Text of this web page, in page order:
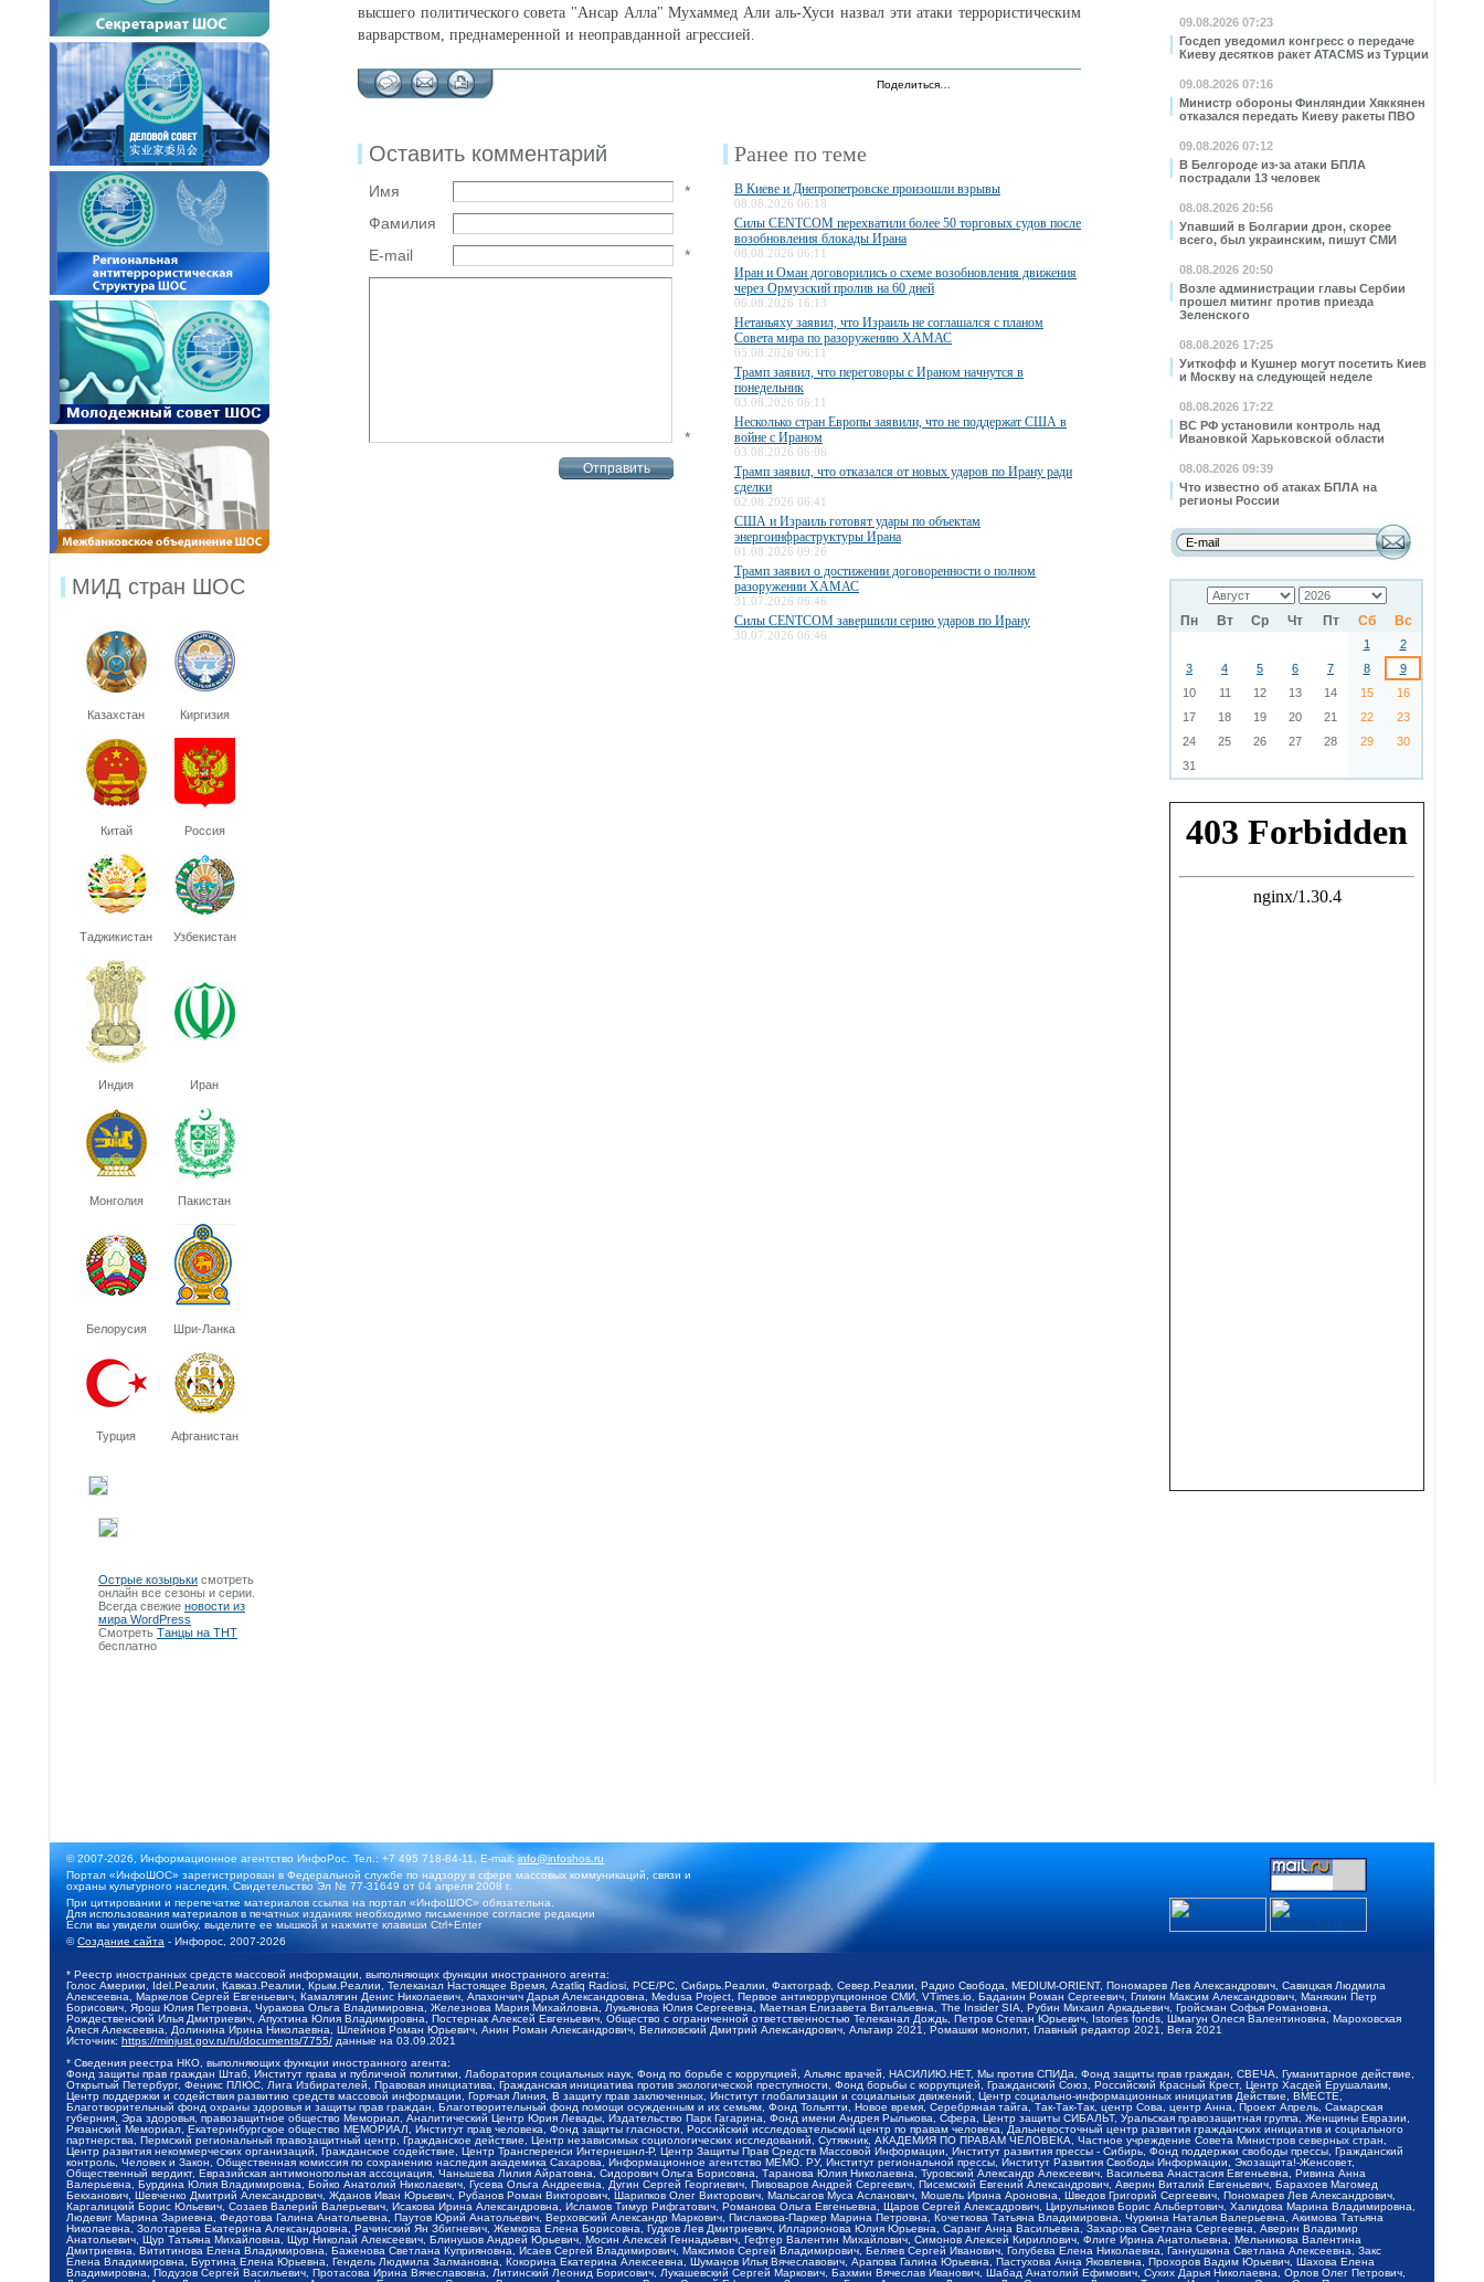
09.08.2026 07:23
Госдеп уведомил конгресс о передаче
Киеву десятков ракет ATACMS из Турции
09.08.2026 07:16
Министр обороны Финляндии Хяккянен
отказался передать Киеву ракеты ПВО
09.08.2026 07:12
В Белгороде из-за атаки БПЛА
пострадали 13 человек
08.08.2026 20:56
Упавший в Болгарии дрон, скорее
всего, был украинским, пишут СМИ
08.08.2026 20:50
Возле администрации главы Сербии
прошел митинг против приезда
Зеленского
08.08.2026 17:25
Уиткофф и Кушнер могут посетить Киев
и Москву на следующей неделе
08.08.2026 17:22
ВС РФ установили контроль над
Ивановкой Харьковской области
08.08.2026 09:39
Что известно об атаках БПЛА на
регионы России
Пн Вт Ср Чт Пт Сб Вс
1
2
3
4 5 6 7 8
9
10
11 12 13 14 15
16
17
18 19 20 21 22
23
24
25 26 27 28 29
30
31
МИД стран ШОС
Казахстан Киргизия
Китай Россия
Таджикистан Узбекистан
Индия Иран
Монголия Пакистан
Белорусия Шри-Ланка
Турция Афганистан
Острые козырьки смотреть
онлайн все сезоны и серии.
Всегда свежие новости из
мира WordPress
Смотреть Танцы на ТНТ
бесплатно
высшего политического совета "Ансар Алла" Мухаммед Али аль-Хуси назвал эти атаки террористическим
варварством, преднамеренной и неоправданной агрессией.
Поделиться…
Оставить комментарий
Имя
*
Фамилия
E-mail
*
*
Ранее по теме
В Киеве и Днепропетровске произошли взрывы
08.08.2026 06:18
Силы CENTCOM перехватили более 50 торговых судов после
возобновления блокады Ирана
08.08.2026 06:11
Иран и Оман договорились о схеме возобновления движения
через Ормузский пролив на 60 дней
06.08.2026 16:13
Нетаньяху заявил, что Израиль не соглашался с планом
Совета мира по разоружению ХАМАС
05.08.2026 06:11
Трамп заявил, что переговоры с Ираном начнутся в
понедельник
03.08.2026 06:11
Несколько стран Европы заявили, что не поддержат США в
войне с Ираном
03.08.2026 06:06
Трамп заявил, что отказался от новых ударов по Ирану ради
сделки
02.08.2026 06:41
США и Израиль готовят удары по объектам
энергоинфраструктуры Ирана
01.08.2026 09:26
Трамп заявил о достижении договоренности о полном
разоружении ХАМАС
31.07.2026 06:46
Силы CENTCOM завершили серию ударов по Ирану
30.07.2026 06:46
© 2007-2026, Информационное агентство ИнфоРос. Тел.: +7 495 718-84-11, E-mail:info@infoshos.ru
Портал «ИнфоШОС» зарегистрирован в Федеральной службе по надзору в сфере массовых коммуникаций, связи и
охраны культурного наследия. Свидетельство Эл № 77-31649 от 04 апреля 2008 г.
При цитировании и перепечатке материалов ссылка на портал «ИнфоШОС» обязательна.
Для использования материалов в печатных изданиях необходимо письменное согласие редакции
Если вы увидели ошибку, выделите ее мышкой и нажмите клавиши Ctrl+Enter
©Создание сайта - Инфорос, 2007-2026
* Реестр иностранных средств массовой информации, выполняющих функции иностранного агента:
Голос Америки, Idel.Реалии, Кавказ.Реалии, Крым.Реалии, Телеканал Настоящее Время, Azatliq Radiosi, PCE/PC, Сибирь.Реалии, Фактограф, Север.Реалии, Радио Свобода, MEDIUM-ORIENT, Пономарев Лев Александрович, Савицкая Людмила
Алексеевна, Маркелов Сергей Евгеньевич, Камалягин Денис Николаевич, Апахончич Дарья Александровна, Medusa Project, Первое антикоррупционное СМИ, VTimes.io, Баданин Роман Сергеевич, Гликин Максим Александрович, Маняхин Петр
Борисович, Ярош Юлия Петровна, Чуракова Ольга Владимировна, Железнова Мария Михайловна, Лукьянова Юлия Сергеевна, Маетная Елизавета Витальевна, The Insider SIA, Рубин Михаил Аркадьевич, Гройсман Софья Романовна,
Рождественский Илья Дмитриевич, Апухтина Юлия Владимировна, Постернак Алексей Евгеньевич, Общество с ограниченной ответственностью Телеканал Дождь, Петров Степан Юрьевич, Istories fonds, Шмагун Олеся Валентиновна, Мароховская
Алеся Алексеевна, Долинина Ирина Николаевна, Шлейнов Роман Юрьевич, Анин Роман Александрович, Великовский Дмитрий Александрович, Альтаир 2021, Ромашки монолит, Главный редактор 2021, Вега 2021
Источник: https://minjust.gov.ru/ru/documents/7755/ данные на 03.09.2021
* Сведения реестра НКО, выполняющих функции иностранного агента:
Фонд защиты прав граждан Штаб, Институт права и публичной политики, Лаборатория социальных наук, Фонд по борьбе с коррупцией, Альянс врачей, НАСИЛИЮ.НЕТ, Мы против СПИДа, Фонд защиты прав граждан, СВЕЧА, Гуманитарное действие,
Открытый Петербург, Феникс ПЛЮС, Лига Избирателей, Правовая инициатива, Гражданская инициатива против экологической преступности, Фонд борьбы с коррупцией, Гражданский Союз, Российский Красный Крест, Центр Хасдей Ерушалаим,
Центр поддержки и содействия развитию средств массовой информации, Горячая Линия, В защиту прав заключенных, Институт глобализации и социальных движений, Центр социально-информационных инициатив Действие, ВМЕСТЕ,
Благотворительный фонд охраны здоровья и защиты прав граждан, Благотворительный фонд помощи осужденным и их семьям, Фонд Тольятти, Новое время, Серебряная тайга, Так-Так-Так, центр Сова, центр Анна, Проект Апрель, Самарская
губерния, Эра здоровья, правозащитное общество Мемориал, Аналитический Центр Юрия Левады, Издательство Парк Гагарина, Фонд имени Андрея Рылькова, Сфера, Центр защиты СИБАЛЬТ, Уральская правозащитная группа, Женщины Евразии,
Рязанский Мемориал, Екатеринбургское общество МЕМОРИАЛ, Институт прав человека, Фонд защиты гласности, Российский исследовательский центр по правам человека, Дальневосточный центр развития гражданских инициатив и социального
партнерства, Пермский региональный правозащитный центр, Гражданское действие, Центр независимых социологических исследований, Сутяжник, АКАДЕМИЯ ПО ПРАВАМ ЧЕЛОВЕКА, Частное учреждение Совета Министров северных стран,
Центр развития некоммерческих организаций, Гражданское содействие, Центр Трансперенси Интернешнл-Р, Центр Защиты Прав Средств Массовой Информации, Институт развития прессы - Сибирь, Фонд поддержки свободы прессы, Гражданский
контроль, Человек и Закон, Общественная комиссия по сохранению наследия академика Сахарова, Информационное агентство МЕМО. РУ, Институт региональной прессы, Институт Развития Свободы Информации, Экозащита!-Женсовет,
Общественный вердикт, Евразийская антимонопольная ассоциация, Чанышева Лилия Айратовна, Сидорович Ольга Борисовна, Таранова Юлия Николаевна, Туровский Александр Алексеевич, Васильева Анастасия Евгеньевна, Ривина Анна
Валерьевна, Бурдина Юлия Владимировна, Бойко Анатолий Николаевич, Гусева Ольга Андреевна, Дугин Сергей Георгиевич, Пивоваров Андрей Сергеевич, Писемский Евгений Александрович, Аверин Виталий Евгеньевич, Барахоев Магомед
Бекханович, Шевченко Дмитрий Александрович, Жданов Иван Юрьевич, Рубанов Роман Викторович, Шарипков Олег Викторович, Мальсагов Муса Асланович, Мошель Ирина Ароновна, Шведов Григорий Сергеевич, Пономарев Лев Александрович,
Каргалицкий Борис Юльевич, Созаев Валерий Валерьевич, Исакова Ирина Александровна, Исламов Тимур Рифгатович, Романова Ольга Евгеньевна, Щаров Сергей Алексадрович, Цирульников Борис Альбертович, Халидова Марина Владимировна,
Людевиг Марина Зариевна, Федотова Галина Анатольевна, Паутов Юрий Анатольевич, Верховский Александр Маркович, Пислакова-Паркер Марина Петровна, Кочеткова Татьяна Владимировна, Чуркина Наталья Валерьевна, Акимова Татьяна
Николаевна, Золотарева Екатерина Александровна, Рачинский Ян Збигневич, Жемкова Елена Борисовна, Гудков Лев Дмитриевич, Илларионова Юлия Юрьевна, Саранг Анна Васильевна, Захарова Светлана Сергеевна, Аверин Владимир
Анатольевич, Щур Татьяна Михайловна, Щур Николай Алексеевич, Блинушов Андрей Юрьевич, Мосин Алексей Геннадьевич, Гефтер Валентин Михайлович, Симонов Алексей Кириллович, Флиге Ирина Анатольевна, Мельникова Валентина
Дмитриевна, Вититинова Елена Владимировна, Баженова Светлана Куприяновна, Исаев Сергей Владимирович, Максимов Сергей Владимирович, Беляев Сергей Иванович, Голубева Елена Николаевна, Ганнушкина Светлана Алексеевна, Закс
Елена Владимировна, Буртина Елена Юрьевна, Гендель Людмила Залмановна, Кокорина Екатерина Алексеевна, Шуманов Илья Вячеславович, Арапова Галина Юрьевна, Пастухова Анна Яковлевна, Прохоров Вадим Юрьевич, Шахова Елена
Владимировна, Подузов Сергей Васильевич, Протасова Ирина Вячеславовна, Литинский Леонид Борисович, Лукашевский Сергей Маркович, Бахмин Вячеслав Иванович, Шабад Анатолий Ефимович, Сухих Дарья Николаевна, Орлов Олег Петрович,